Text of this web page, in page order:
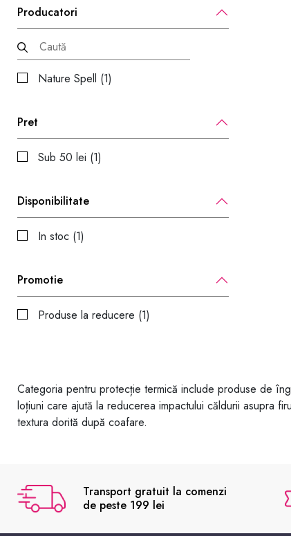
Producatori
Nature Spell (1)
Pret
Sub 50 lei (1)
Disponibilitate
In stoc (1)
Promotie
Produse la reducere (1)
Categoria pentru protecție termică include produse de
loțiuni care ajută la reducerea impactului căldurii asupra
textura dorită după coafare.
Transport gratuit la comenzi
de peste 199 lei